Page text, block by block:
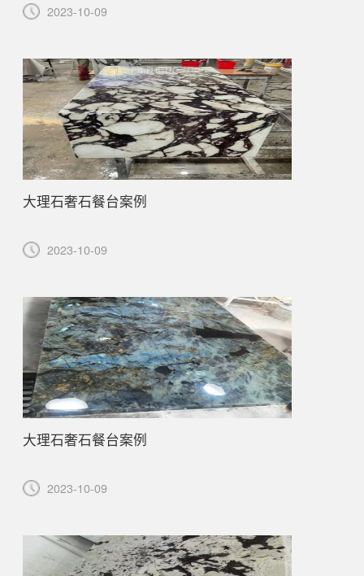
2023-10-09
大理石奢石餐台案例
2023-10-09
大理石奢石餐台案例
2023-10-09